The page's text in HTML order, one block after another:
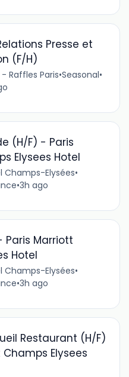
Presse et
(F/H)
Raffles Paris•Seasonal•
(H/F) - Paris
Elysees Hotel
Champs-Elysées•
•3h ago
Paris Marriott
Hotel
Champs-Elysées•
•3h ago
Restaurant (H/F)
Elysees